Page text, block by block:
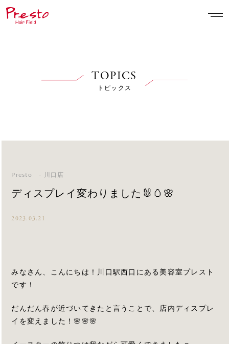
TOPICS
トピックス
Presto - 川口店
ディスプレイ変わりました🐰🥚🌸
2023.03.21
みなさん、こんにちは！川口駅西口にある美容室プレスト
です！
だんだん春が近づいてきたと言うことで、店内ディスプレ
イを変えました！🌸🌸🌸